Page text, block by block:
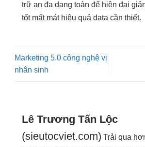
trữ an đa dạng toàn để hiện đại
tốtmất mát hiệu quả data cần thiết.
Marketing 5.0 công nghệ vị
nhân sinh
Lê Trương Tấn Lộc
(sieutocviet.com) Trải qua